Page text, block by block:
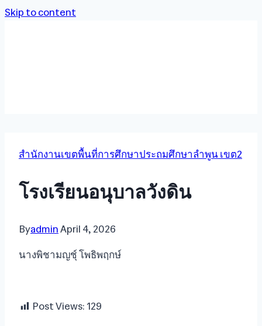
Skip to content
สำนักงานเขตพื้นที่การศึกษาประถมศึกษาลำพูน เขต2
โรงเรียนอนุบาลวังดิน
ByadminApril 4, 2026
นางพิชามญชุ์ โพธิพฤกษ์
Post Views: 129